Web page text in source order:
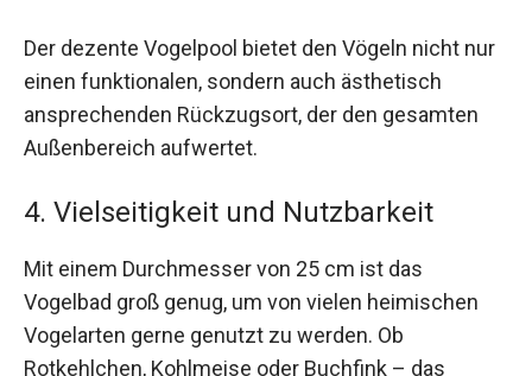
Der dezente Vogelpool bietet den Vögeln nicht nur
einen funktionalen, sondern auch ästhetisch
ansprechenden Rückzugsort, der den gesamten
Außenbereich aufwertet.
4. Vielseitigkeit und Nutzbarkeit
Mit einem Durchmesser von 25 cm ist das
Vogelbad groß genug, um von vielen heimischen
Vogelarten gerne genutzt zu werden. Ob
Rotkehlchen, Kohlmeise oder Buchfink – das